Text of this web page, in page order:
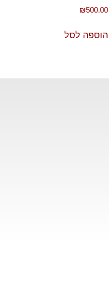
₪500.00
הוספה לסל